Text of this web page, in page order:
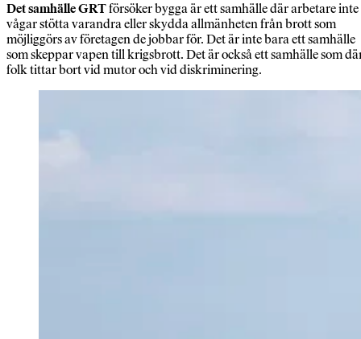
Det samhälle GRTförsöker bygga är ett samhälle där arbetare inte
vågar stötta varandra eller skydda allmänheten från brott som
möjliggörs av företagen de jobbar för. Det är inte bara ett samhälle
som skeppar vapen till krigsbrott. Det är också ett samhälle som
folk tittar bort vid mutor och vid diskriminering.